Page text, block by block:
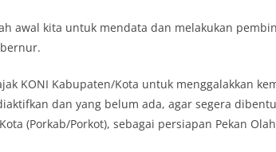
awal kita untuk mendata dan melakukan
KONI Kabupaten/Kota untuk menggalakkan
dan yang belum ada, agar segera
(Porkab/Porkot), sebagai persiapan Pekan